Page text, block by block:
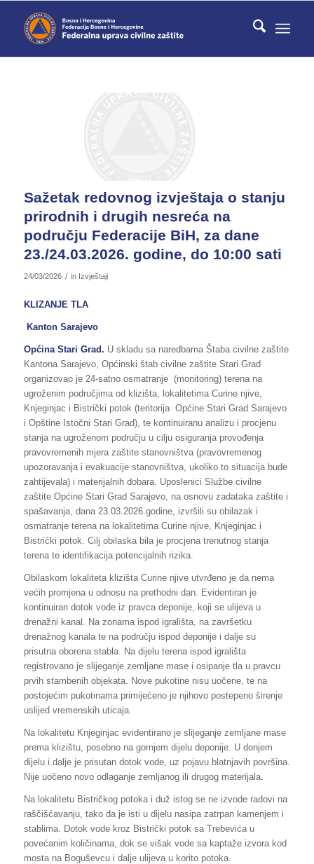
Sažetak redovnog izvještaja o stanju
prirodnih i drugih nesreća na
području Federacije BiH, za dane
23./24.03.2026. godine, do 10:00 sati
24/03/2026 / in Izvještaji
KLIZANJE TLA
Kanton Sarajevo
Općina Stari Grad. U skladu sa naredbama Štaba civilne zaštite
Kantona Sarajevo, Općinski štab civilne zaštite Stari Grad
organizovao je 24-satno osmatranje (monitoring) terena na
ugroženim područjima od klizišta, lokalitetima Curine njive,
Knjeginjac i Bistrički potok (teritorija Općine Stari Grad Sarajevo
i Opštine Istočni Stari Grad), te kontinuiranu analizu i procjenu
stanja na ugroženom području u cilju osiguranja provođenja
pravovremenih mjera zaštite stanovništva (pravovremenog
upozoravanja i evakuacije stanovništva, ukoliko to situacija bude
zahtijevala) i materijalnih dobara. Uposlenici Službe civilne
zaštite Općine Stari Grad Sarajevo, na osnovu zadataka zaštite i
spašavanja, dana 23.03.2026.godine, izvršili su obilazak i
osmatranje terena na lokalitetima Curine njive, Knjeginjac i
Bistrički potok. Cilj obilaska bila je procjena trenutnog stanja
terena te identifikacija potencijalnih rizika.
Obilaskom lokaliteta klizišta Curine njive utvrđeno je da nema
većih promjena u odnosu na prethodni dan. Evidentiran je
kontinuiran dotok vode iz pravca deponije, koji se ulijeva u
drenažni kanal. Na zonama ispod igrališta, na završetku
drenažnog kanala te na području ispod deponije i dalje su
prisutna oborena stabla. Na dijelu terena ispod igrališta
registrovano je slijeganje zemljane mase i osipanje tla u pravcu
prvih stambenih objekata. Nove pukotine nisu uočene, te na
postojećim pukotinama primijećeno je njihovo postepeno širenje
uslijed vremenskih uticaja.
Na lokalitetu Knjeginjac evidentirano je slijeganje zemljane mase
prema klizištu, posebno na gornjem dijelu deponije. U donjem
dijelu i dalje je prisutan dotok vode, uz pojavu blatnjavih površina.
Nije uočeno novo odlaganje zemljanog ili drugog materijala.
Na lokalitetu Bistričkog potoka i duž istog se ne izvode radovi na
raščišćavanju, tako da je isti u dijelu nasipa zatrpan kamenjem i
stablima. Dotok vode kroz Bistrički potok sa Trebevića u
povećanim količinama, dok se višak vode sa kaptaže izvora kod
mosta na Boguševcu i dalje ulijeva u korito potoka.